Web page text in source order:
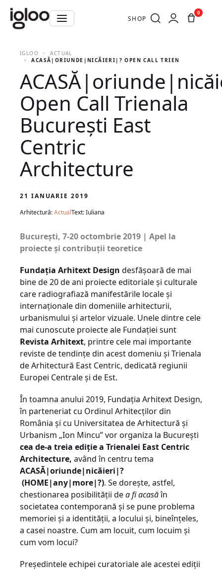
SHOP
0
IGLOO
ACTUAL
ACASĂ|ORIUNDE|NICĂIERI|? OPEN CALL TRIENALA
Open Call Trienala
București East
Centric
Architecture
21 IANUARIE 2019
Arhitectură:ActualText: Iuliana
București, 7-20 octombrie 2019 | Apel la
proiecte și contribuții teoretice
Fundația Arhitext Design desfășoară de mai
bine de 20 de ani proiecte editoriale și culturale
care radiografiază manifestările locale și
internaționale din domeniile arhitecturii,
urbanismului și artelor vizuale. Unele dintre cele
mai cunoscute proiecte ale Fundației sunt
Revista Arhitext, printre cele mai importante
reviste de tendințe din acest domeniu și Trienala
de Arhitectură East Centric, dedicată regiunii
Europei Centrale și de Est.
În toamna anului 2019, Fundația Arhitext Design,
în parteneriat cu Ordinul Arhitecților din
România și cu Universitatea de Arhitectură și
Urbanism „Ion Mincu” vor organiza la București
cea de-a treia ediție a Trienalei East Centric
Architecture, având în centru tema
ACASĂ|oriunde|nicăieri|?
(HOME|any|more|?). Se dorește, astfel,
chestionarea posibilității dea fi acasăîn
societatea contemporană și se pune problema
memoriei și a identității, a locului și, bineînțeles,
a casei noastre. Cum am locuit, cum locuim și
cum vom locui?
Președintele echipei curatoriale ale acestei ediții